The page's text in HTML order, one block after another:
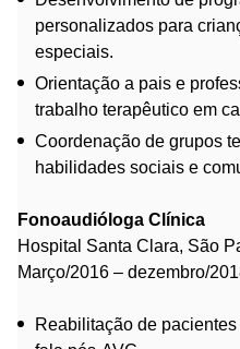
personalizados para
especiais.
Orientação a pais e
trabalho terapêutico em
Coordenação de grupos
habilidades sociais e
Fonoaudióloga Clínica
Hospital Santa Clara, São
Março/2016 – dezembro/
Reabilitação de